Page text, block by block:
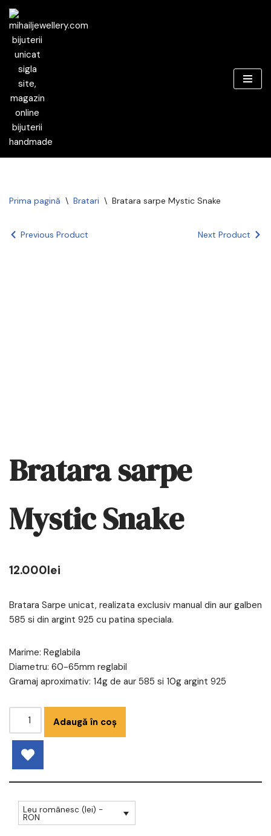
Prima pagină \ Bratari \ Bratara sarpe Mystic Snake
Previous Product Next Product
Bratara sarpe
Mystic Snake
12.000lei
Bratara Sarpe unicat, realizata exclusiv manual din aur galben
585 si din argint 925 cu patina speciala.
Marime: Reglabila
Diametru: 60-65mm reglabil
Gramaj aproximativ: 14g de aur 585 si 10g argint 925
Adaugă în coș
Leu românesc (lei) -
RON